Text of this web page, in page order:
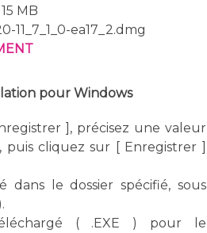
MB
ea17_2.dmg
pour Windows
], précisez une valeur
puis cliquez sur [ Enregistrer ]
dans le dossier spécifié, sous
( .EXE ) pour le